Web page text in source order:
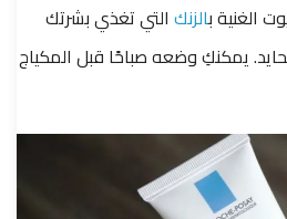
الغنية بالزنك التي تغذي بشرتك
يمكنكِ وضعه صباحًا قبل المكياج